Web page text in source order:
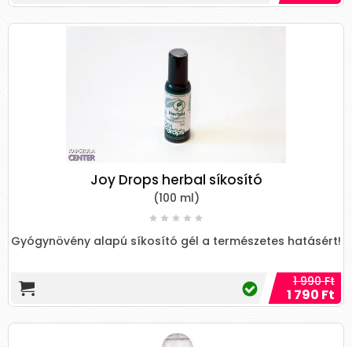
Joy Drops herbal síkosító
(100 ml)
Gyógynövény alapú síkosító gél a természetes hatásért!
1 990 Ft
1 790 Ft